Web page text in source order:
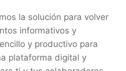
la solución para volver
informativos y
y productivo para
plataforma digital y